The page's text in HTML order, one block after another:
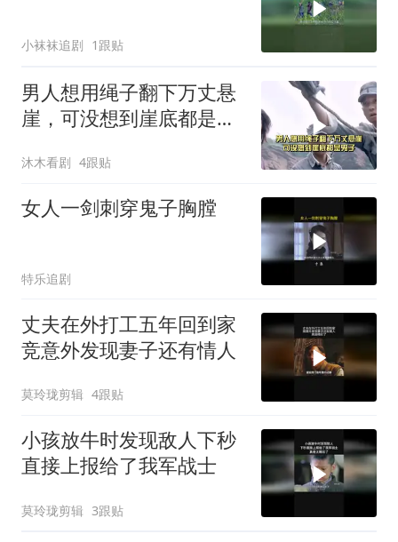
小袜袜追剧 1跟贴
男人想用绳子翻下万丈悬
崖，可没想到崖底都是鬼
沐木看剧 4跟贴
女人一剑刺穿鬼子胸膛
特乐追剧
丈夫在外打工五年回到家
竞意外发现妻子还有情人
莫玲珑剪辑 4跟贴
小孩放牛时发现敌人下秒
直接上报给了我军战士
莫玲珑剪辑 3跟贴